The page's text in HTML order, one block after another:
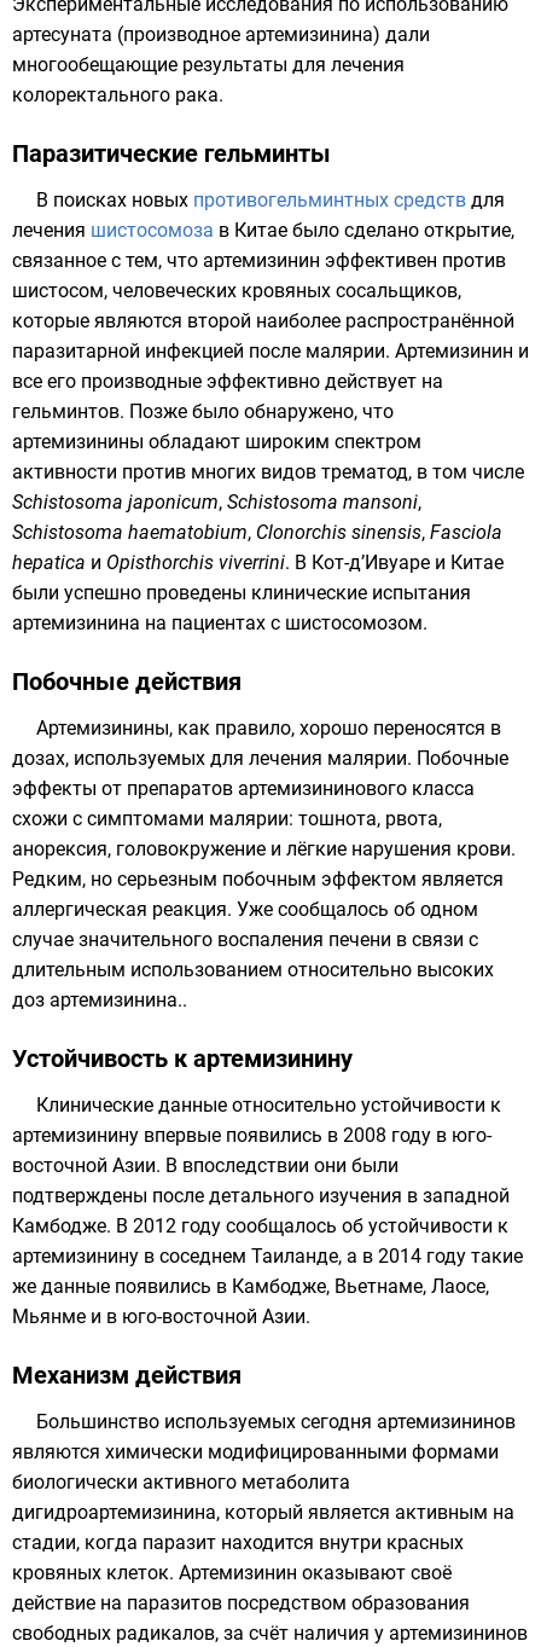
артесуната (производное артемизинина) дали
многообещающие результаты для лечения
колоректального рака.
Паразитические гельминты
В поисках новых противогельминтных средств для
лечения шистосомоза в Китае было сделано открытие,
связанное с тем, что артемизинин эффективен против
шистосом, человеческих кровяных сосальщиков,
которые являются второй наиболее распространённой
паразитарной инфекцией после малярии. Артемизинин и
все его производные эффективно действует на
гельминтов. Позже было обнаружено, что
артемизинины обладают широким спектром
активности против многих видов трематод, в том числе
Schistosoma japonicum, Schistosoma mansoni,
Schistosoma haematobium, Clonorchis sinensis, Fasciola
hepatica и Opisthorchis viverrini. В Кот-д’Ивуаре и Китае
были успешно проведены клинические испытания
артемизинина на пациентах с шистосомозом.
Побочные действия
Артемизинины, как правило, хорошо переносятся в
дозах, используемых для лечения малярии. Побочные
эффекты от препаратов артемизининового класса
схожи с симптомами малярии: тошнота, рвота,
анорексия, головокружение и лёгкие нарушения крови.
Редким, но серьезным побочным эффектом является
аллергическая реакция. Уже сообщалось об одном
случае значительного воспаления печени в связи с
длительным использованием относительно высоких
доз артемизинина..
Устойчивость к артемизинину
Клинические данные относительно устойчивости к
артемизинину впервые появились в 2008 году в юго-
восточной Азии. В впоследствии они были
подтверждены после детального изучения в западной
Камбодже. В 2012 году сообщалось об устойчивости к
артемизинину в соседнем Таиланде, а в 2014 году такие
же данные появились в Камбодже, Вьетнаме, Лаосе,
Мьянме и в юго-восточной Азии.
Механизм действия
Большинство используемых сегодня артемизининов
являются химически модифицированными формами
биологически активного метаболита
дигидроартемизинина, который является активным на
стадии, когда паразит находится внутри красных
кровяных клеток. Артемизинин оказывают своё
действие на паразитов посредством образования
свободных радикалов, за счёт наличия у артемизининов